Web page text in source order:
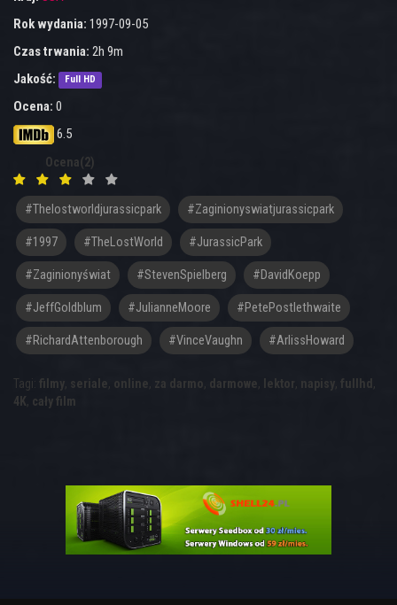
Rok wydania: 1997-09-05
Czas trwania: 2h 9m
Jakość:
Full HD
Ocena: 0
6.5
Ocena(2)
#thelostworldjurassicpark #zaginionyswiatjurassicpark
#1997 #TheLostWorld #JurassicPark
#Zaginionyświat #StevenSpielberg #DavidKoepp
#JeffGoldblum #JulianneMoore #PetePostlethwaite
#RichardAttenborough #VinceVaughn #ArlissHoward
Tagi: filmy, seriale, online, za darmo, darmowe, lektor, napisy, fullhd,
4K, cały film